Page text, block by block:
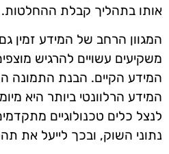
אותו בתהליך קבלת ההחלטות.
המגוון הרחב של המידע זמין
משקיעים עשויים להרגיש
המידע הקיים. הבנת התמונה
המידע הרלוונטי ביותר היא
לנצל כלים טכנולוגיים
נתוני השוק, ובכך לייעל את